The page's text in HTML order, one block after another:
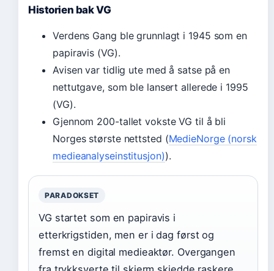
Historien bak VG
Verdens Gang ble grunnlagt i 1945 som en
papiravis (VG).
Avisen var tidlig ute med å satse på en
nettutgave, som ble lansert allerede i 1995
(VG).
Gjennom 200-tallet vokste VG til å bli
Norges største nettsted (MedieNorge (norsk
medieanalyseinstitusjon)).
PARADOKSET
VG startet som en papiravis i
etterkrigstiden, men er i dag først og
fremst en digital medieaktør. Overgangen